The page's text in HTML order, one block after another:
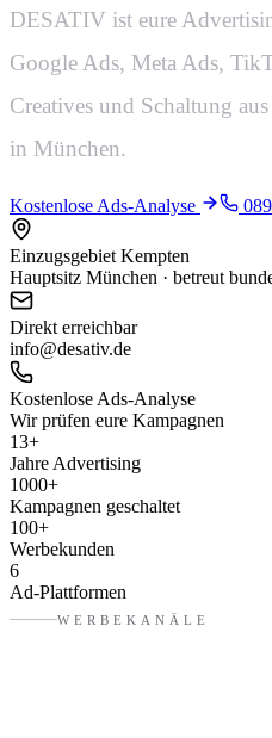
DESATIV ist eure
Google Ads, Meta Ads,
Creatives und Schaltung
in München.
Kostenlose Ads-Analyse
Einzugsgebiet Kempten
Hauptsitz München · betreut
Direkt erreichbar
info@desativ.de
Kostenlose Ads-Analyse
Wir prüfen eure Kampagnen
13+
Jahre Advertising
1000+
Kampagnen geschaltet
100+
Werbekunden
6
Ad-Plattformen
WERBEKANÄLE